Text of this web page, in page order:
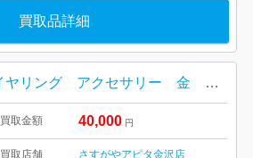
買取品詳細
イヤリング アクセサリー 金 K18 18金
買取金額 40,000 円
買取店舗 さすがやアピタ金沢店